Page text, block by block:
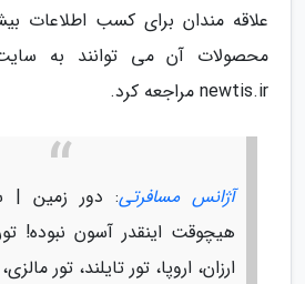
علاقه مندان برای کسب اطلاعات
محصولات آن می توانند به
newtis.ir مراجعه کرد.
آژانس مسافرتی: دور زمین |
هیچوقت اینقدر آسون نبوده!
ارزان، اروپا، تور تایلند، تور